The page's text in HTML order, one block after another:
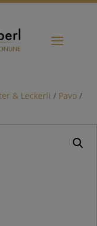
& Leckerli / Pavo /